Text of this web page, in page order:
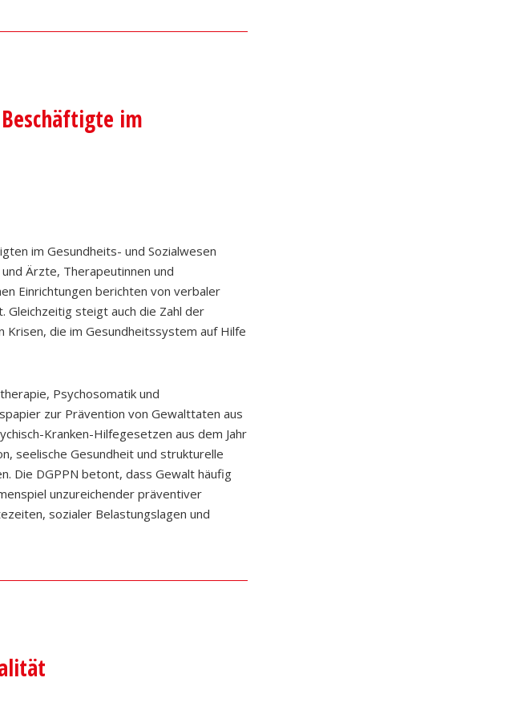
im
im Gesundheits- und Sozialwesen
Ärzte, Therapeutinnen und
Einrichtungen berichten von verbaler
Gleichzeitig steigt auch die Zahl der
Krisen, die im Gesundheitssystem auf Hilfe
Psychosomatik und
zur Prävention von Gewalttaten aus
Kranken-Hilfegesetzen aus dem Jahr
seelische Gesundheit und strukturelle
Die DGPPN betont, dass Gewalt häufig
unzureichender präventiver
sozialer Belastungslagen und